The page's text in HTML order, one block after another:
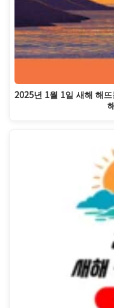
2025년 1월 1일 새해 해